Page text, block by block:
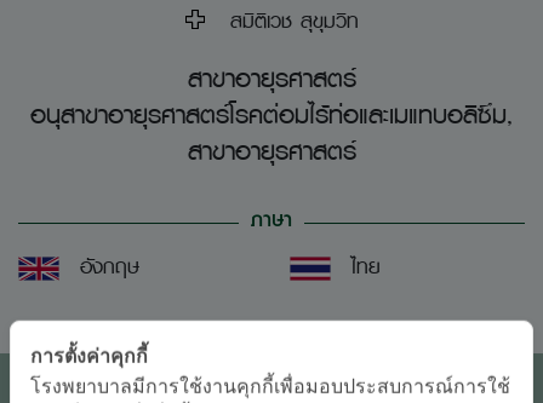
สมิติเวช สุขุมวิท
สาขาอายุรศาสตร์
อนุสาขาอายุรศาสตร์โรคต่อมไร้ท่อและเมแทบอลิซึม,
สาขาอายุรศาสตร์
ภาษา
อังกฤษ
ไทย
การตั้งค่าคุกกี้
โรงพยาบาลมีการใช้งานคุกกี้เพื่อมอบประสบการณ์การใช้